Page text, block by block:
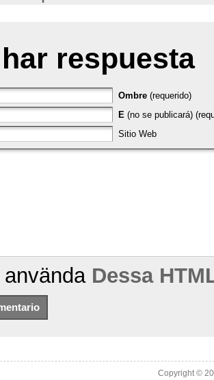
respuesta
Ombre (requerido)
E (no se publicará)
Sitio Web
Dessa
Copyright ©